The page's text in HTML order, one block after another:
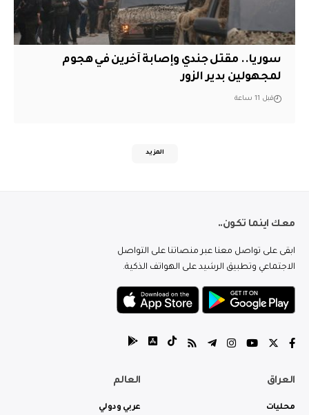
سوريا.. مقتل جندي وإصابة آخرين في هجوم
لمجهولين بدير الزور
قبل 11 ساعة
المزيد
معك اينما تكون..
ابقى على تواصل معنا عبر منصاتنا على التواصل
الاجتماعي وتطبيق الرشيد على الهواتف الذكية.
العراق
محليات
العالم
عربي ودولي